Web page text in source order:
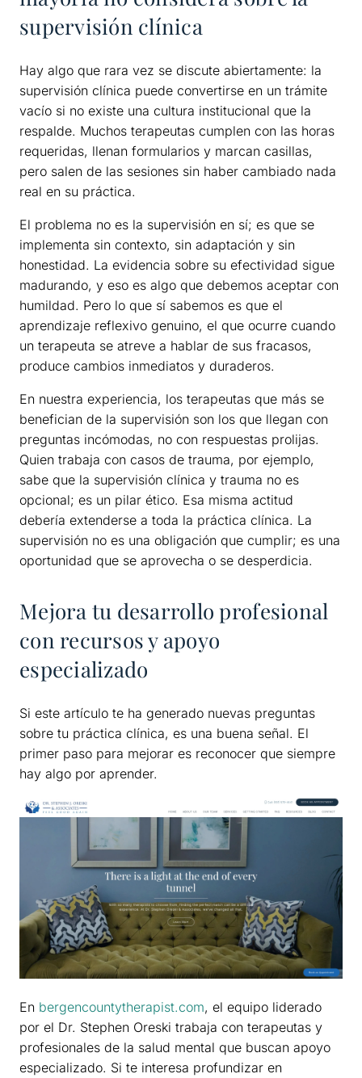
supervisión clínica
Hay algo que rara vez se discute abiertamente: la
supervisión clínica puede convertirse en un trámite
vacío si no existe una cultura institucional que la
respalde. Muchos terapeutas cumplen con las horas
requeridas, llenan formularios y marcan casillas,
pero salen de las sesiones sin haber cambiado nada
real en su práctica.
El problema no es la supervisión en sí; es que se
implementa sin contexto, sin adaptación y sin
honestidad. La evidencia sobre su efectividad sigue
madurando, y eso es algo que debemos aceptar con
humildad. Pero lo que sí sabemos es que el
aprendizaje reflexivo genuino, el que ocurre cuando
un terapeuta se atreve a hablar de sus fracasos,
produce cambios inmediatos y duraderos.
En nuestra experiencia, los terapeutas que más se
benefician de la supervisión son los que llegan con
preguntas incómodas, no con respuestas prolijas.
Quien trabaja con casos de trauma, por ejemplo,
sabe que la supervisión clínica y trauma no es
opcional; es un pilar ético. Esa misma actitud
debería extenderse a toda la práctica clínica. La
supervisión no es una obligación que cumplir; es una
oportunidad que se aprovecha o se desperdicia.
Mejora tu desarrollo profesional
con recursos y apoyo
especializado
Si este artículo te ha generado nuevas preguntas
sobre tu práctica clínica, es una buena señal. El
primer paso para mejorar es reconocer que siempre
hay algo por aprender.
En bergencountytherapist.com, el equipo liderado
por el Dr. Stephen Oreski trabaja con terapeutas y
profesionales de la salud mental que buscan apoyo
especializado. Si te interesa profundizar en